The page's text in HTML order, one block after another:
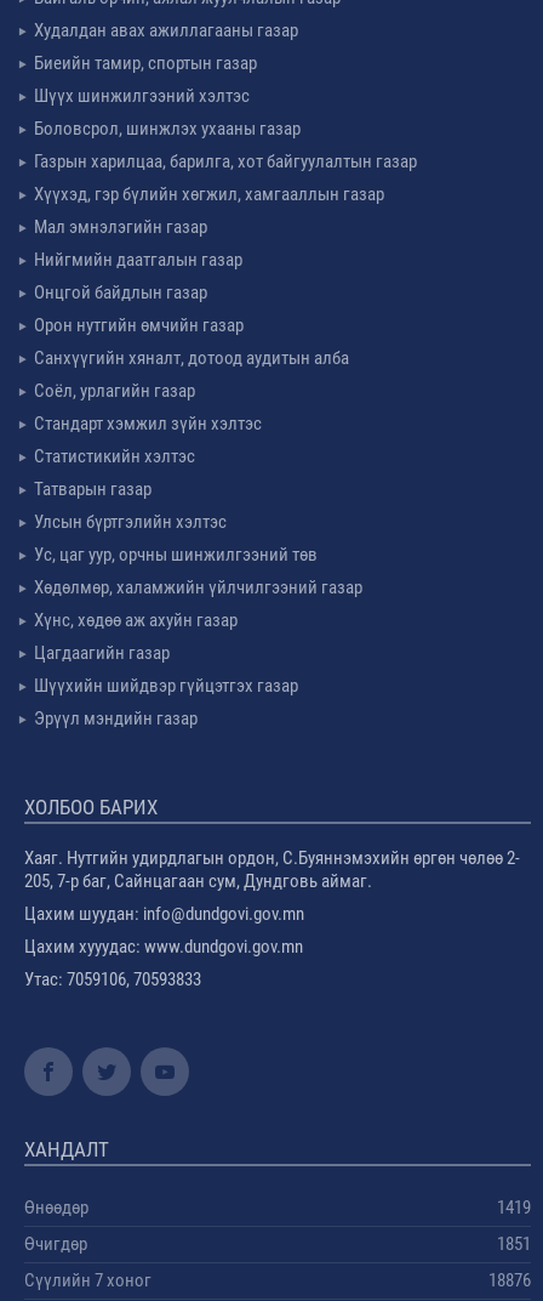
Худалдан авах ажиллагааны газар
Биеийн тамир, спортын газар
Шүүх шинжилгээний хэлтэс
Боловсрол, шинжлэх ухааны газар
Газрын харилцаа, барилга, хот байгуулалтын газар
Хүүхэд, гэр бүлийн хөгжил, хамгааллын газар
Мал эмнэлэгийн газар
Нийгмийн даатгалын газар
Онцгой байдлын газар
Орон нутгийн өмчийн газар
Санхүүгийн хяналт, дотоод аудитын алба
Соёл, урлагийн газар
Стандарт хэмжил зүйн хэлтэс
Статистикийн хэлтэс
Татварын газар
Улсын бүртгэлийн хэлтэс
Ус, цаг уур, орчны шинжилгээний төв
Хөдөлмөр, халамжийн үйлчилгээний газар
Хүнс, хөдөө аж ахуйн газар
Цагдаагийн газар
Шүүхийн шийдвэр гүйцэтгэх газар
Эрүүл мэндийн газар
ХОЛБОО БАРИХ
Хаяг. Нутгийн удирдлагын ордон, С.Буяннэмэхийн өргөн чөлөө 2-
205, 7-р баг, Сайнцагаан сум, Дундговь аймаг.
Цахим шуудан: info@dundgovi.gov.mn
Цахим хууудас: www.dundgovi.gov.mn
Утас: 7059106, 70593833
ХАНДАЛТ
Өнөөдөр
1419
Өчигдөр
1851
Сүүлийн 7 хоног
18876